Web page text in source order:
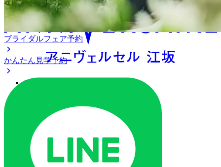
アクセス
ご列席の皆様へ
トピックス
ご予約・お問い合わせ
ブライダルフェア予約
かんたん見学予約